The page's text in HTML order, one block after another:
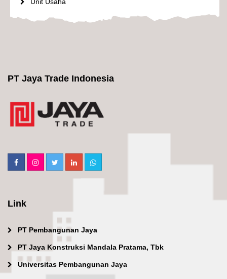
PT Jaya Trade Indonesia
Link
PT Pembangunan Jaya
PT Jaya Konstruksi Mandala Pratama, Tbk
Universitas Pembangunan Jaya